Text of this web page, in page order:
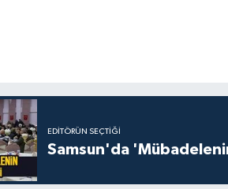
EDITÖRÜN SEÇTIĞI
Samsun'da